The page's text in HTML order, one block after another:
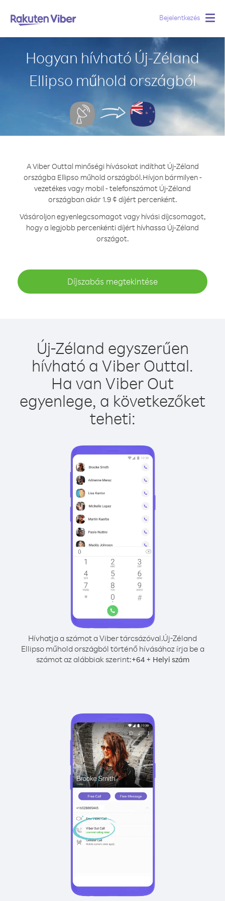
Bejelentkezés
Hogyan hívható Új-Zéland
Ellipso műhold országból
A Viber Outtal minőségi hívásokat indíthat Új-Zéland
országba Ellipso műhold országból.Hívjon bármilyen -
vezetékes vagy mobil - telefonszámot Új-Zéland
országban akár 1.9 ¢ díjért percenként.
Vásároljon egyenlegcsomagot vagy hívási díjcsomagot,
hogy a legjobb percenkénti díjért hívhassa Új-Zéland
országot.
Díjszabás megtekintése
Új-Zéland egyszerűen
hívható a Viber Outtal.
Ha van Viber Out
egyenlege, a következőket
teheti:
Hívhatja a számot a Viber tárcsázóval.Új-Zéland
Ellipso műhold országból történő hívásához írja be a
számot az alábbiak szerint:+64+ Helyi szám